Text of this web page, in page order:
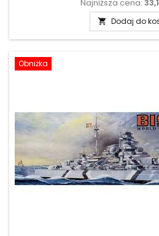
Najniższa cena:
 Dodaj do
Obniżka